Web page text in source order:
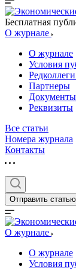
Бесплатная
О журнале
О журнале
Условия
Партнеры
Документы
Реквизиты
Все статьи
Номера журнала
Контакты
Отправить статью
О журнале
О журнале
Условия